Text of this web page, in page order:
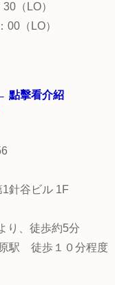
（LO）
（LO）
點擊看介紹
針谷ビル 1F
り、徒歩約5分
徒歩１０分程度